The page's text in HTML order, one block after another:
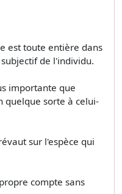
est toute entière dans
de l'individu.
importante que
quelque sorte à celui-
sur l'espèce qui
compte sans